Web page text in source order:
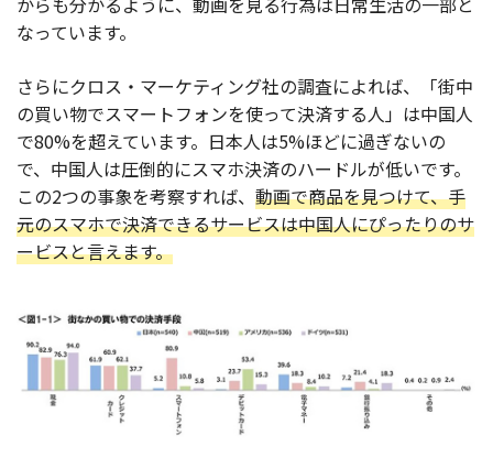
なっています。
さらにクロス・マーケティング社の調査によれば、「街中
の買い物でスマートフォンを使って決済する人」は中国人
で80%を超えています。日本人は5%ほどに過ぎないの
で、中国人は圧倒的にスマホ決済のハードルが低いです。
この2つの事象を考察すれば、 動画で商品を見つけて、手
元のスマホで決済できるサービスは中国人にぴったりのサ
ービスと言えます。